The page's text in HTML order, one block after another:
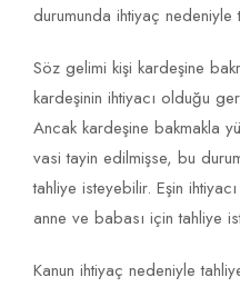
durumunda ihtiyaç nedeniyle
Söz gelimi kişi kardeşine
kardeşinin ihtiyacı olduğu
Ancak kardeşine bakmakla
vasi tayin edilmişse, bu
tahliye isteyebilir. Eşin
anne ve babası için tahliye
Kanun ihtiyaç nedeniyle